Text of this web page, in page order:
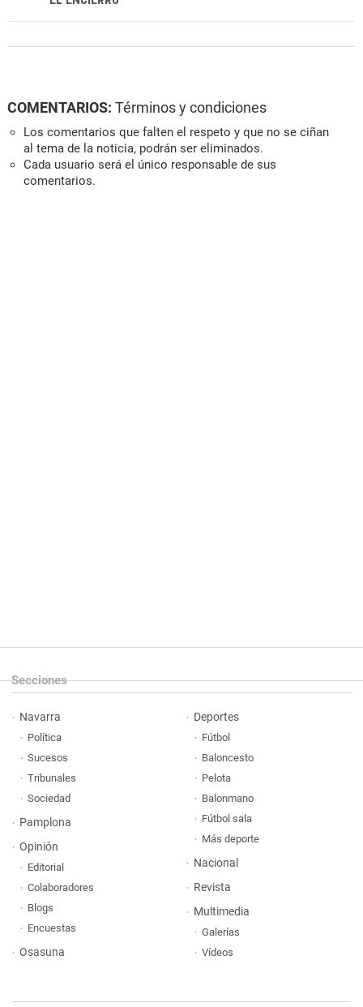
COMENTARIOS: Términos y condiciones
Los comentarios que falten el respeto y que no se ciñan
al tema de la noticia, podrán ser eliminados.
Cada usuario será el único responsable de sus
comentarios.
Secciones
Navarra
Política
Sucesos
Tribunales
Sociedad
Pamplona
Opinión
Editorial
Colaboradores
Blogs
Encuestas
Osasuna
Deportes
Fútbol
Baloncesto
Pelota
Balonmano
Fútbol sala
Más deporte
Nacional
Revista
Multimedia
Galerías
Vídeos